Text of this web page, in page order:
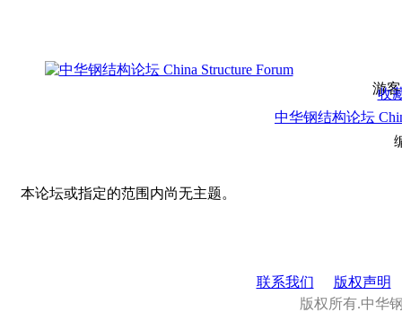
游
收
中华钢结构论坛
本论坛或指定的范围内尚无主题。
联系我们
版权声明
版权所有.中华